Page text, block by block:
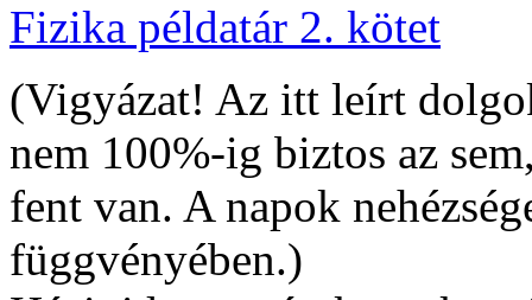
Fizika példatár 2. kötet
(Vigyázat! Az itt leírt
nem 100%-ig biztos az
fent van. A napok
függvényében.)